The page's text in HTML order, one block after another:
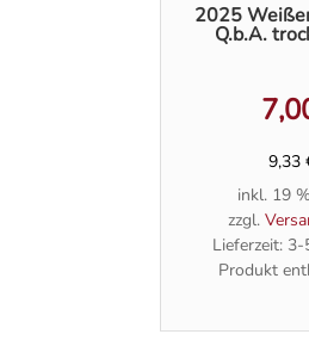
2025
Q.b.A.
9,33
inkl. 19
zzgl.
Lieferzeit: 3-
Produkt